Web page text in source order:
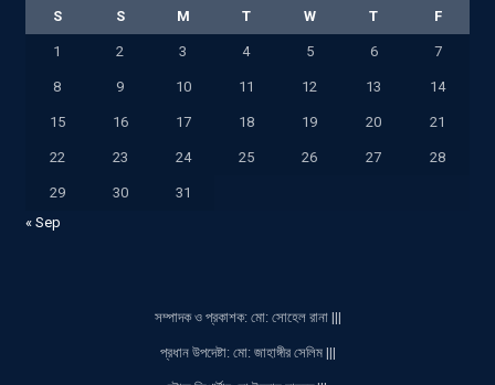
S S M T W T F
1 2 3 4 5 6 7
8 9 10 11 12 13 14
15 16 17 18 19 20 21
22 23 24 25 26 27 28
29 30
31
« Sep
সম্পাদক ও প্রকাশক: মো: সোহেল রানা |||
প্রধান উপদেষ্টা: মো: জাহাঙ্গীর সেলিম |||